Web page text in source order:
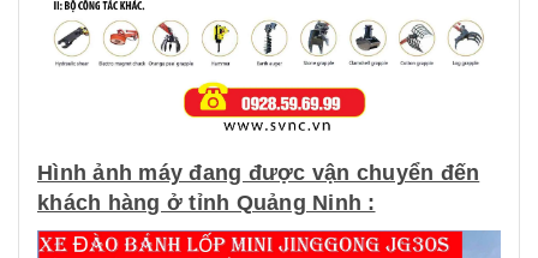
Hình ảnh máy đang được vận chuyển đến
khách hàng ở tỉnh Quảng Ninh :